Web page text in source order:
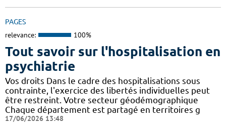
PAGES
relevance: 100%
Tout savoir sur l'hospitalisation en
psychiatrie
Vos droits Dans le cadre des hospitalisations sous
contrainte, l'exercice des libertés individuelles peut
être restreint. Votre secteur géodémographique
Chaque département est partagé en territoires g
17/06/2026 13:48